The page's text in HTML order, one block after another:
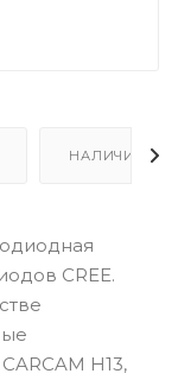
НАЛИЧИЕ
CREE.
Н13,